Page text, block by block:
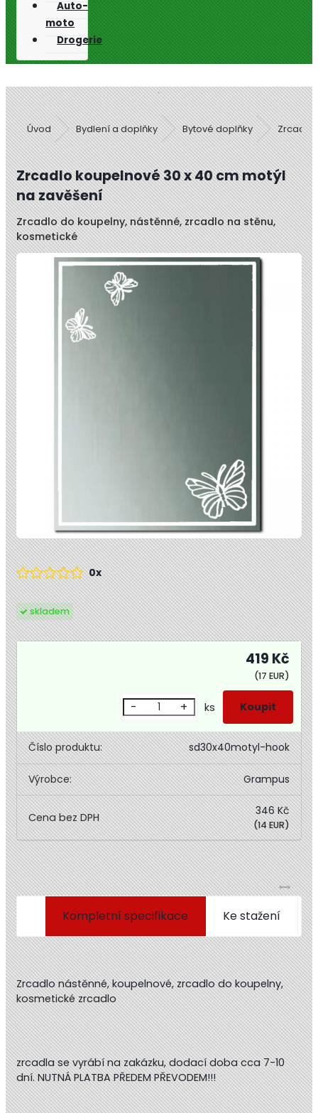
Auto-
moto
Drogerie
Úvod Bydlení a doplňky Bytové doplňky Zrcadla
Zrcadlo koupelnové 30 x 40 cm motýl
na zavěšení
Zrcadlo do koupelny, nástěnné, zrcadlo na stěnu,
kosmetické
skladem
0x
Číslo produktu: sd30x40motyl-hook
Výrobce: Grampus
346 Kč
(14 EUR)
419 Kč
(17 EUR)
- + ks
Kompletní specifikace Ke stažení
Zrcadlo nástěnné, koupelnové, zrcadlo do koupelny,
kosmetické zrcadlo
zrcadla se vyrábí na zakázku, dodací doba cca 7-10
dní. NUTNÁ PLATBA PŘEDEM PŘEVODEM!!!